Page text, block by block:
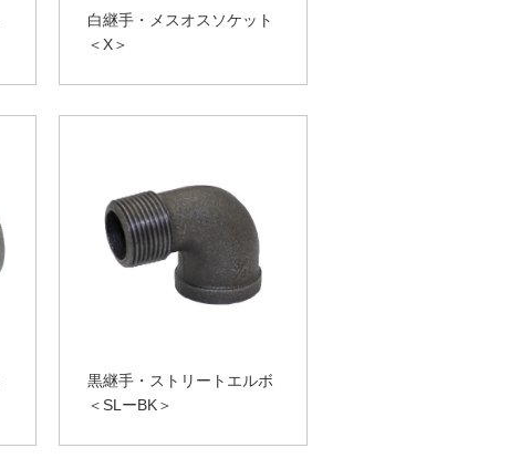
白継手・メスオスソケット
＜X＞
黒継手・ストリートエルボ
＜SLーBK＞